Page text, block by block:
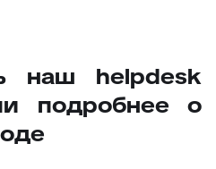
наш helpdesk
подробнее о